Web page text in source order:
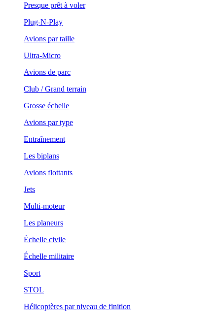
Presque prêt à voler
Plug-N-Play
Avions par taille
Ultra-Micro
Avions de parc
Club / Grand terrain
Grosse échelle
Avions par type
Entraînement
Les biplans
Avions flottants
Jets
Multi-moteur
Les planeurs
Échelle civile
Échelle militaire
Sport
STOL
Hélicoptères par niveau de finition